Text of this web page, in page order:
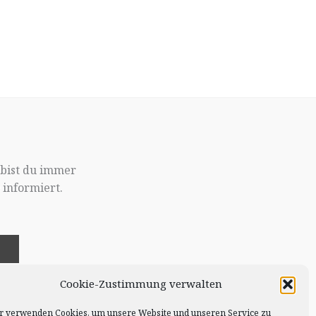
Cookie-Zustimmung verwalten
verwenden Cookies, um unsere Website und unseren Service zu
du immer
informiert.